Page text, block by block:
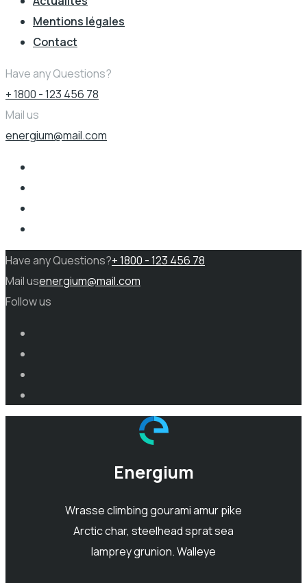
Mentions légales
Contact
Have any Questions?
+ 1800 - 123 456 78
Mail us
energium@mail.com
Have any Questions?+ 1800 - 123 456 78
Mail usenergium@mail.com
Follow us
Energium
Wrasse climbing gourami amur pike
Arctic char, steelhead sprat sea
lamprey grunion. Walleye